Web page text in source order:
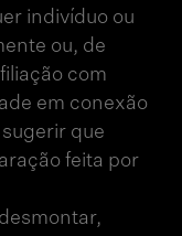
indivíduo ou
ou, de
com
em conexão
que
feita por